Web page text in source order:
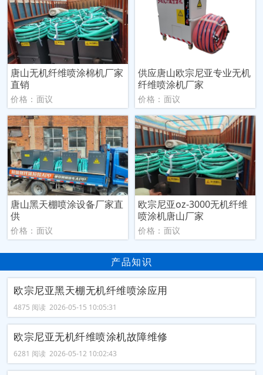
唐山无机纤维喷涂棉机厂家
直销
价格：面议
供应唐山欧宗尼亚专业无机
纤维喷涂机厂家
价格：面议
唐山黑天棚喷涂设备厂家直
供
价格：面议
欧宗尼亚oz-3000无机纤维
喷涂机唐山厂家
价格：面议
产品知识
欧宗尼亚黑天棚无机纤维喷涂应用
4875 阅读 2026-05-15 10:05:31
欧宗尼亚无机纤维喷涂机故障维修
6281 阅读 2026-05-12 10:02:43